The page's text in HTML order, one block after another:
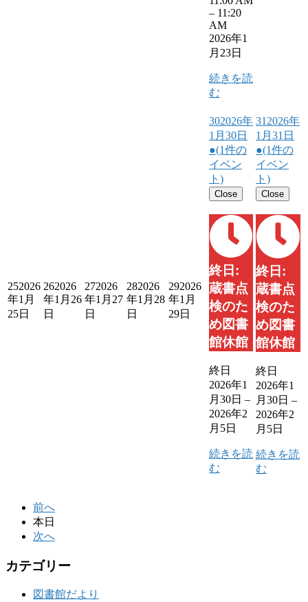
– 11:20
AM
2026年1
月23日
続きを読
む
252026
年1月
25日
262026
年1月26
日
272026
年1月27
日
282026
年1月28
日
292026
年1月
29日
302026年
1月30日
●(1件の
イベン
ト)
Close
終日:
蔵書点
検のた
め図書
館休館
終日
2026年1
月30日 –
2026年2
月5日
続きを読
む
31 2026年
1月31日
●(1件の
イベン
ト)
Close
終日:
蔵書点
検のた
め図書
館休館
終日
2026年1
月30日 –
2026年2
月5日
続きを読
む
前へ
本日
次へ
カテゴリー
図書館だより